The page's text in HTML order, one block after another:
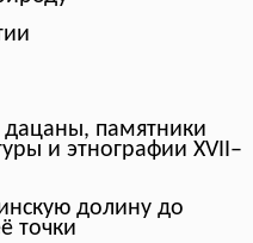
дацаны, памятники
и этнографии XVII–
долину до
точки